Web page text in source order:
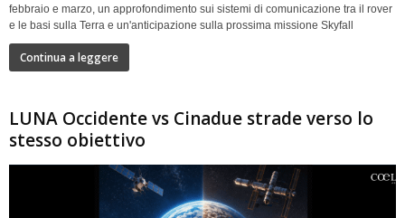
febbraio e marzo, un approfondimento sui sistemi di comunicazione tra il rover
e le basi sulla Terra e un'anticipazione sulla prossima missione Skyfall
Continua a leggere
LUNA Occidente vs Cinadue strade verso lo
stesso obiettivo